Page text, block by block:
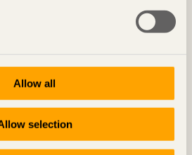
Allow all
selection